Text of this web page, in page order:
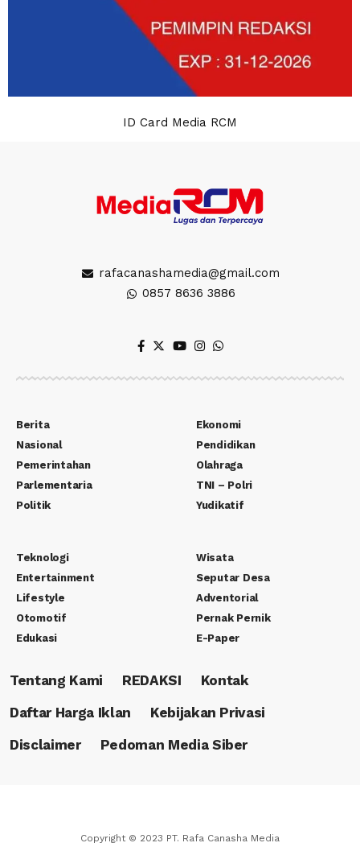
ID Card Media RCM
rafacanashamedia@gmail.com
0857 8636 3886
Berita
Nasional
Pemerintahan
Parlementaria
Politik
Ekonomi
Pendidikan
Olahraga
TNI – Polri
Yudikatif
Teknologi
Entertainment
Lifestyle
Otomotif
Edukasi
Wisata
Seputar Desa
Adventorial
Pernak Pernik
E-Paper
Tentang Kami REDAKSI
Kontak
Daftar Harga Iklan
Kebijakan Privasi
Disclaimer
Pedoman Media Siber
Copyright © 2023 PT. Rafa Canasha Media